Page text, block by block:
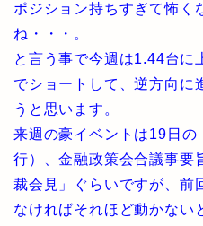
ポジション持ちすぎて怖く
ね・・・。
と言う事で今週は1.44台に
でショートして、逆方向に
うと思います。
来週の豪イベントは19日の
行）、金融政策会合議事要
裁会見」ぐらいですが、前
なければそれほど動かない